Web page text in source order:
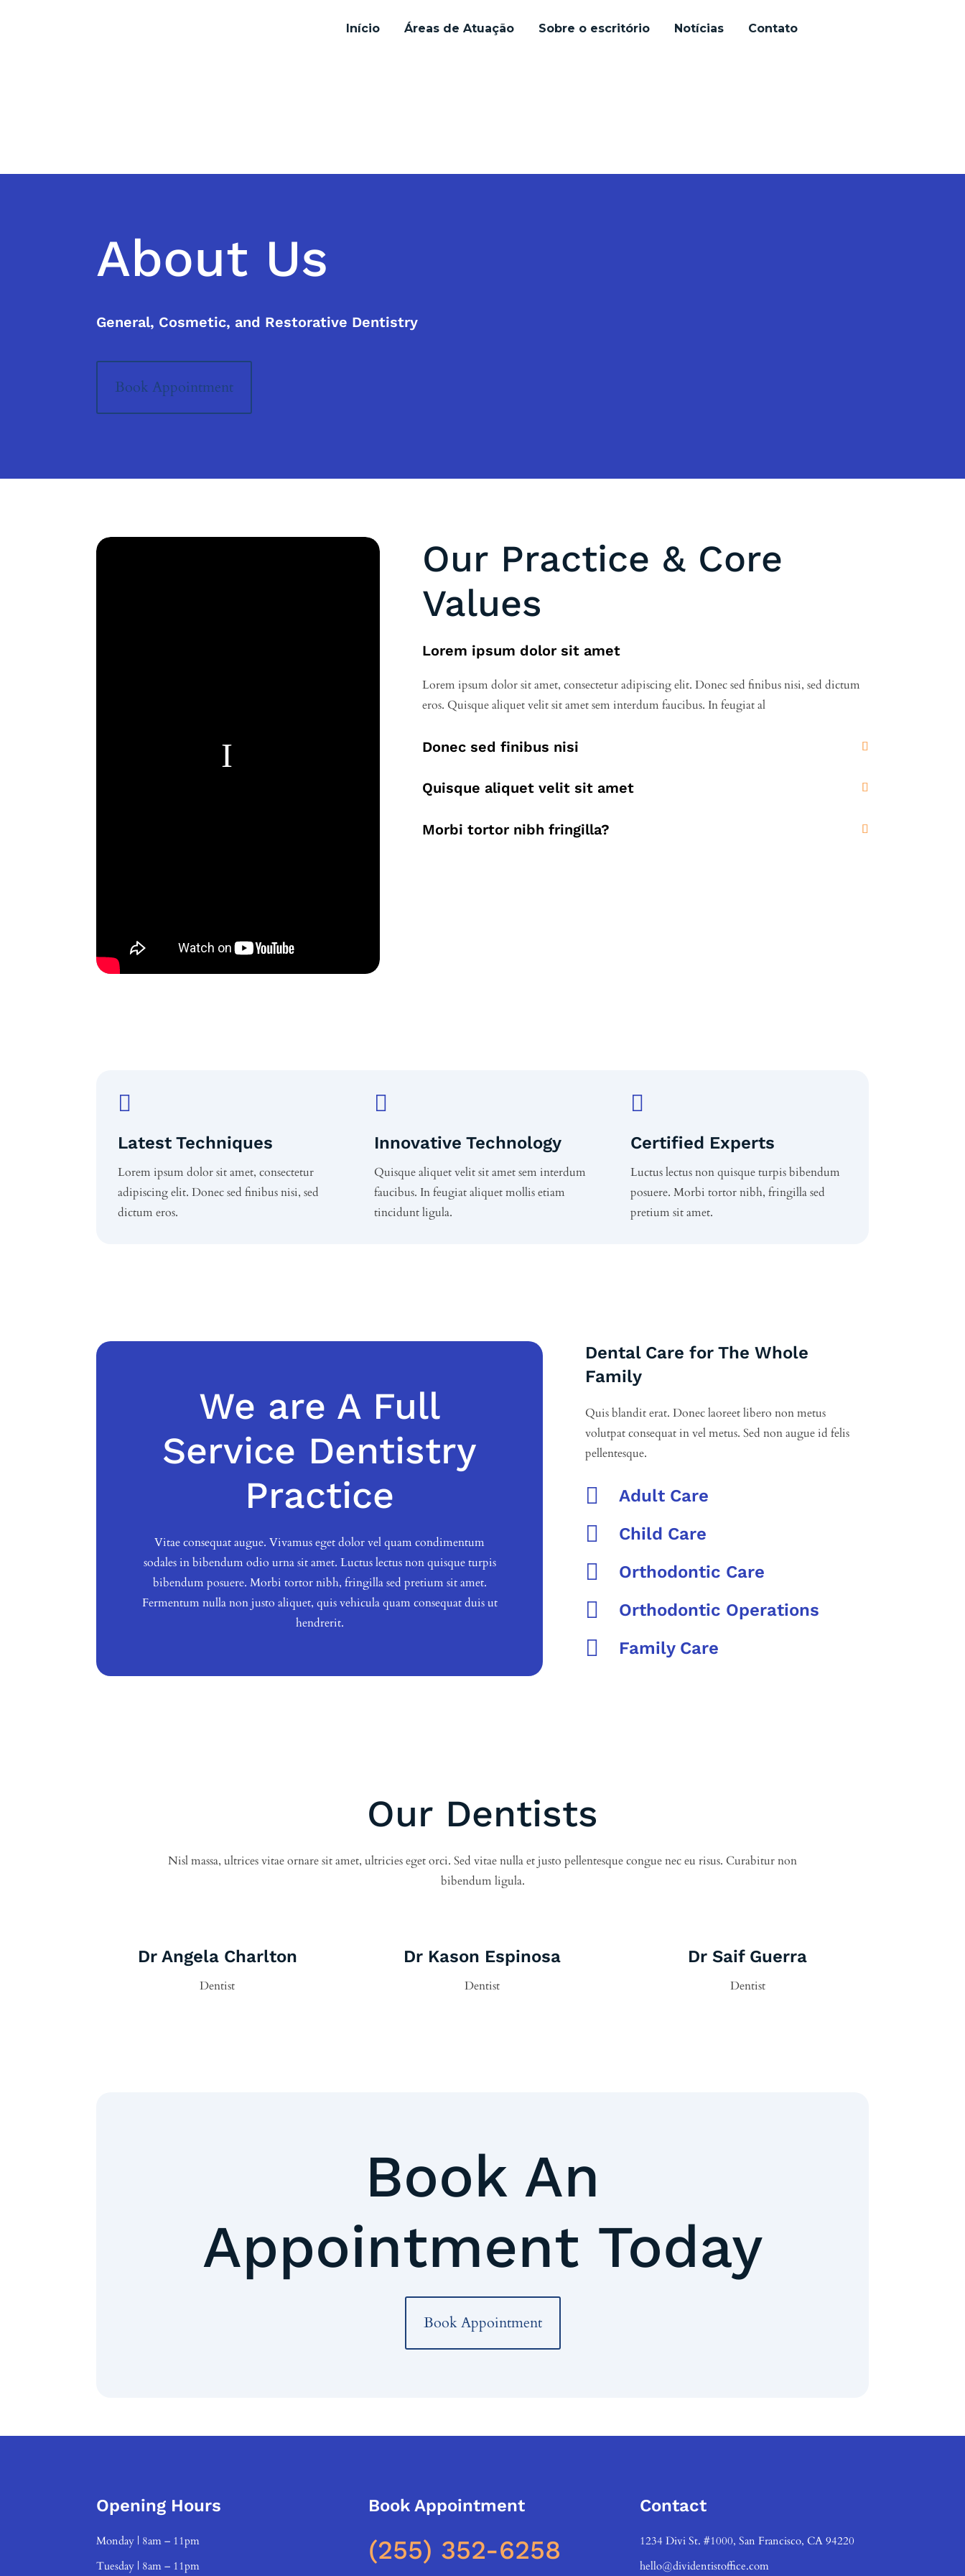
Início Áreas de Atuação Sobre o escritório Notícias Contato
About Us
General, Cosmetic, and Restorative Dentistry
Book Appointment
Our Practice & Core
Values
Lorem ipsum dolor sit amet
Lorem ipsum dolor sit amet, consectetur adipiscing elit. Donec sed finibus nisi, sed dictum
eros. Quisque aliquet velit sit amet sem interdum faucibus. In feugiat al
Donec sed finibus nisi
Quisque aliquet velit sit amet
Morbi tortor nibh fringilla?

Latest Techniques
Lorem ipsum dolor sit amet, consectetur
adipiscing elit. Donec sed finibus nisi, sed
dictum eros.

Innovative Technology
Quisque aliquet velit sit amet sem interdum
faucibus. In feugiat aliquet mollis etiam
tincidunt ligula.

Certified Experts
Luctus lectus non quisque turpis bibendum
posuere. Morbi tortor nibh, fringilla sed
pretium sit amet.
We are A Full
Service Dentistry
Practice
Vitae consequat augue. Vivamus eget dolor vel quam condimentum
sodales in bibendum odio urna sit amet. Luctus lectus non quisque turpis
bibendum posuere. Morbi tortor nibh, fringilla sed pretium sit amet.
Fermentum nulla non justo aliquet, quis vehicula quam consequat duis ut
hendrerit.
Dental Care for The Whole
Family
Quis blandit erat. Donec laoreet libero non metus
volutpat consequat in vel metus. Sed non augue id felis
pellentesque.
 Adult Care
 Child Care
 Orthodontic Care
 Orthodontic Operations
 Family Care
Our Dentists
Nisl massa, ultrices vitae ornare sit amet, ultricies eget orci. Sed vitae nulla et justo pellentesque congue nec eu risus. Curabitur non
bibendum ligula.
Dr Angela Charlton
Dentist
Dr Kason Espinosa
Dentist
Dr Saif Guerra
Dentist
Book An
Appointment Today
Book Appointment
Opening Hours
Monday | 8am – 11pm
Tuesday | 8am – 11pm
Book Appointment
(255) 352-6258
Contact
1234 Divi St. #1000, San Francisco, CA 94220
hello@dividentistoffice.com